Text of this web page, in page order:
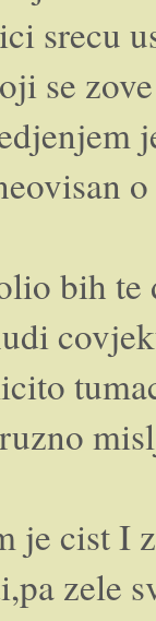
srecu
se
bih te
je cist I
zele